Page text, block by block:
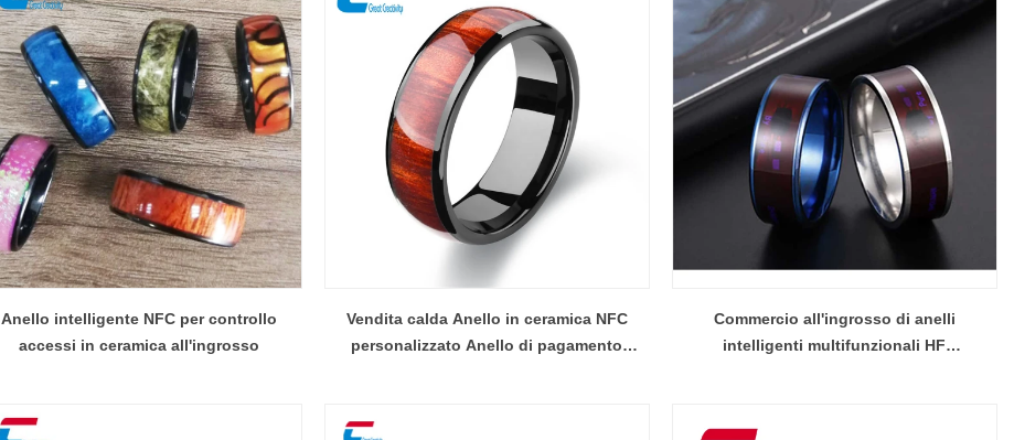
Anello intelligente NFC per controllo
accessi in ceramica all'ingrosso
Vendita calda Anello in ceramica NFC
personalizzato Anello di pagamento
Commercio all'ingrosso di anelli
intelligenti multifunzionali HF